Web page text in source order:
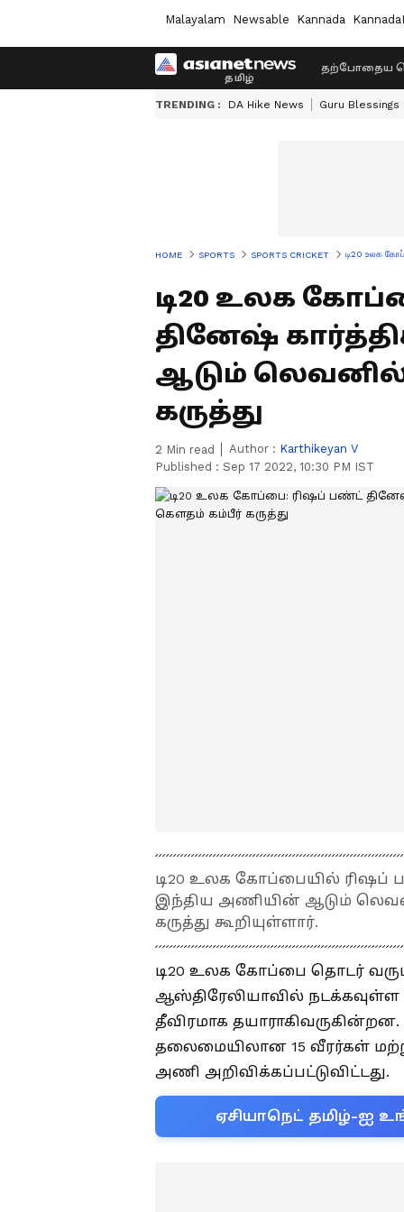
Malayalam Newsable Kannada
தற்போதைய
TRENDING : DA Hike News Guru Blessings
HOME SPORTS SPORTS CRICKET டி20 உலக
டி20 உலக
தினேஷ்
ஆடும்
கருத்து
2 Min read Author : Karthikeyan V
Published : Sep 17 2022, 10:30 PM IST
டி20 உலக கோப்பையில் ரிஷப்
இந்திய அணியின் ஆடும்
கருத்து கூறியுள்ளார்.
டி20 உலக கோப்பை தொடர்
ஆஸ்திரேலியாவில்
தீவிரமாக
தலைமையிலான 15 வீரர்கள்
அணி அறிவிக்கப்பட்டுவிட்டது.
ஏசியாநெட் தமிழ்-ஐ